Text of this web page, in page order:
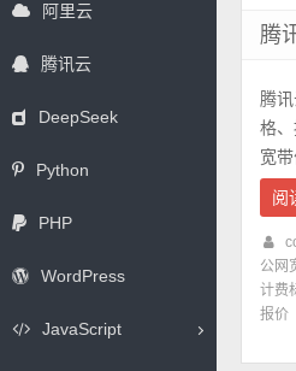
阿里云
腾讯云
DeepSeek
Python
PHP
WordPress
JavaScript
腾
腾
格
宽
阅
公网
计费
报价